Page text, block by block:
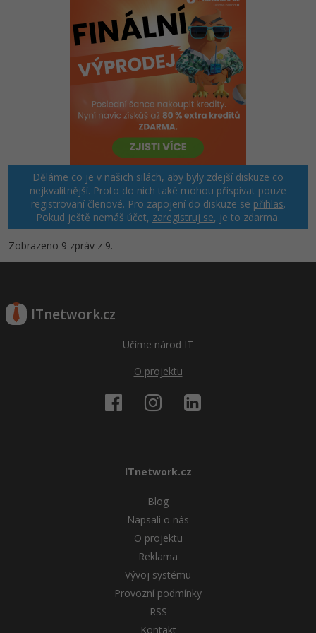
Děláme co je v našich silách, aby byly zdejší diskuze co
nejkvalitnější. Proto do nich také mohou přispívat pouze
registrovaní členové. Pro zapojení do diskuze se přihlas.
Pokud ještě nemáš účet, zaregistruj se, je to zdarma.
Zobrazeno 9 zpráv z 9.
ITnetwork.cz
Učíme národ IT
O projektu
ITnetwork.cz
Blog
Napsali o nás
O projektu
Reklama
Vývoj systému
Provozní podmínky
RSS
Kontakt